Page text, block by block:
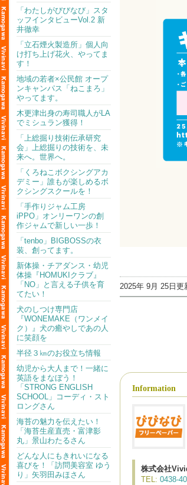
「わたしがびびなび」スタ
ッフインタビューVol.2 新
井徹幸
「立石煙火製造所」個人向
け打ち上げ花火、やってま
す！
地域の若者×公民館 オープ
ンキャンパス「ねこまろ」
やってます。
木更津出身の寿司職人がLA
でミシュラン獲得！
「上総掘り技術伝承研究
会」上総掘りの技術を、未
来へ。世界へ。
「くろねこボクシングアカ
デミー」誰もが楽しめるボ
クシングスクールを！
「手作りジャム工房
iPPO」オンリーワンの創
作ジャムで新しい一歩！
「tenbo」BIGBOSSの衣
装、創ってます。
新体操・チアダンス・幼児
体操『HOMUKIクラブ』
「NO」と言える子供を育
てたい！
犬のしつけ専門店
『WONEMAKE（ワンメイ
ク）』犬の癒やしであの人
に笑顔を
半径３㎞のお役立ち情報
幼児から大人まで！一緒に
英語をまなぼう！
「STRONG ENGLISH
SCHOOL」コーディ・スト
ロングさん
海苔の魅力を伝えたい！
「海苔生産直売・富津影
丸」景山わたるさん
どんな人にもきれいになる
喜びを！「訪問美容室 ゆう
り」矢羽田みほさん
2025年 9月 25日更
Information
株式会社
TEL: 0438-